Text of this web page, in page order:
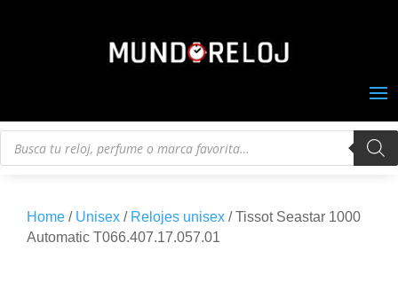
Búsqueda
Home / Unisex / Relojes unisex / Tissot Seastar 1000
Automatic T066.407.17.057.01